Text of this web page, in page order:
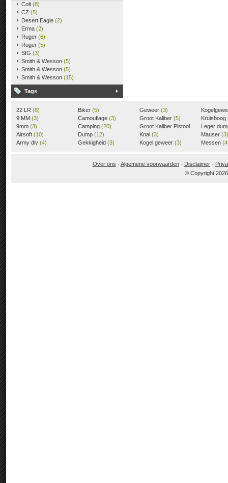
Colt (8)
CZ (5)
Desert Eagle (2)
Erma (2)
Ruger (6)
Ruger (5)
SIG (3)
Smith & Wesson (5)
Smith & Wesson (5)
Smith & Wesson (15)
Tags
22 LR (8)
9 MM (3)
9mm (3)
Airsoft (10)
Army div (4)
Biker (5)
Camouflage (3)
Camping (20)
Dump (12)
Gekkigheid (3)
Geweer (3)
Groot Kaliber (5)
Groot Kaliber Pistool
(3)
Knal (3)
Kogel geweer (3)
Kruisboog
Leger
Mauser (3)
Messen
Over ons -Algemene voorwaarden- Disclaimer-
© Copyright